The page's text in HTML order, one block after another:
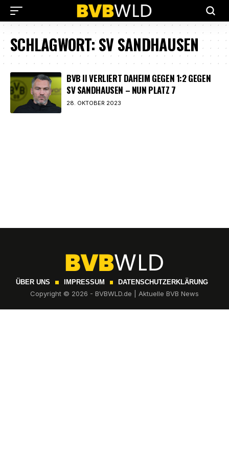
SCHLAGWORT:SV SANDHAUSEN
BVB II VERLIERT DAHEIM GEGEN 1:2 GEGEN
SV SANDHAUSEN – NUN PLATZ 7
28. OKTOBER 2023
ÜBER UNS IMPRESSUM DATENSCHUTZERKLÄRUNG
Copyright © 2026 - BVBWLD.de | Aktuelle BVB News